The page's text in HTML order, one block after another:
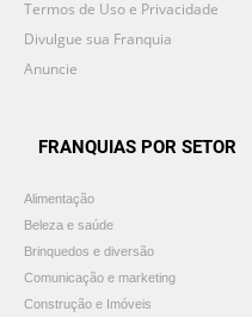
Termos de Uso e Privacidade
Divulgue sua Franquia
Anuncie
FRANQUIAS POR SETOR
Alimentação
Beleza e saúde
Brinquedos e diversão
Comunicação e marketing
Construção e Imóveis